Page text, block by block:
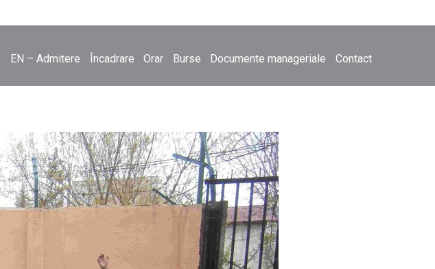
EN – Admitere Încadrare Orar Burse Documente manageriale Contact